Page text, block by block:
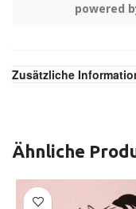
powered
Zusätzliche
Ähnliche